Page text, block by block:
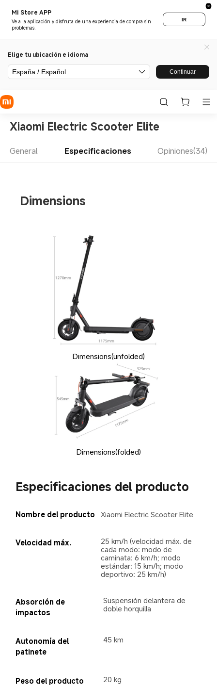
Mi Store APP
Ve a la aplicación y disfruta de una experiencia de compra sin
problemas.
IR
Elige tu ubicación e idioma
España / Español Continuar
Xiaomi Electric Scooter Elite
General Especificaciones Opiniones(34)
Dimensions
Dimensions(unfolded)
Dimensions(folded)
Especificaciones del producto
Nombre del producto Xiaomi Electric Scooter Elite
Velocidad máx.
25 km/h (velocidad máx. de
cada modo: modo de
caminata: 6 km/h; modo
estándar: 15 km/h; modo
deportivo: 25 km/h)
Absorción de
impactos
Suspensión delantera de
doble horquilla
Autonomía del
patinete
45 km
Peso del producto 20 kg